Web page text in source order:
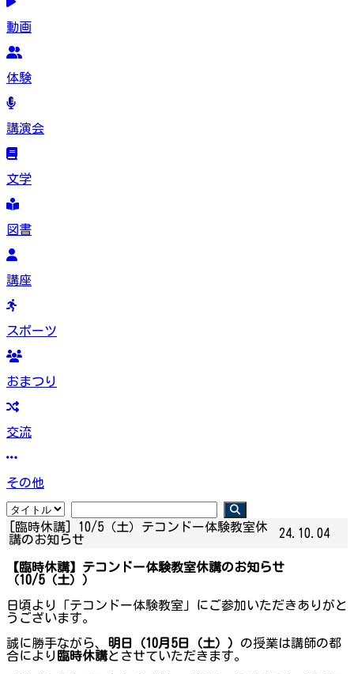
動画
体験
講演会
文学
図書
講座
スポーツ
おまつり
交流
その他
[臨時休講] 10/5（土）テコンドー体験教室休
講のお知らせ
24.10.04
【臨時休講】テコンドー体験教室休講のお知らせ
（10/5（土））
日頃より「テコンドー体験教室」にご参加いただきありがと
うございます。
誠に勝手ながら、 明日（10月5日（土）） の授業は講師の都
合により 臨時休講とさせていただきます。